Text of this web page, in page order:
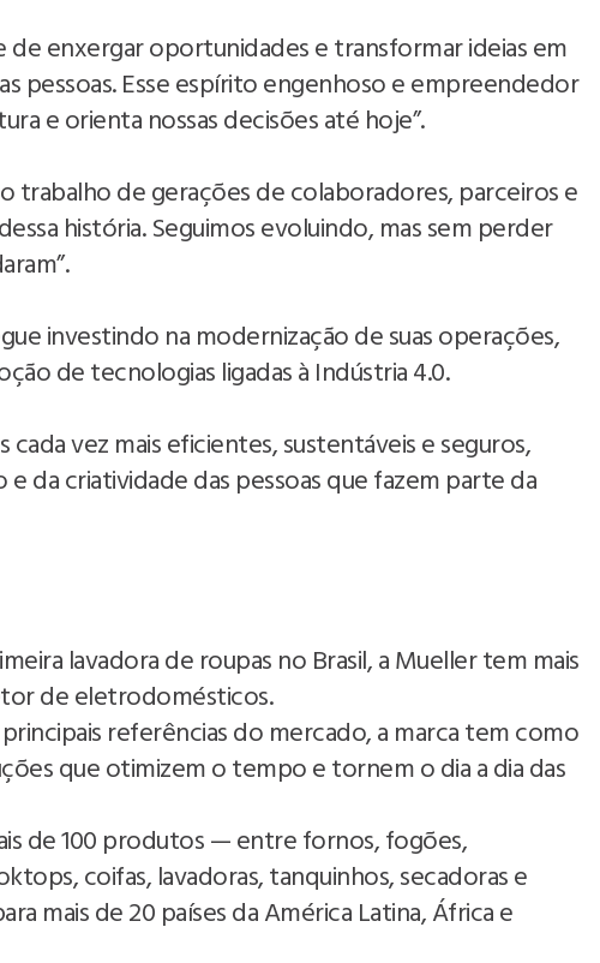
de enxergar oportunidades e transformar ideias em
pessoas. Esse espírito engenhoso e empreendedor
e orienta nossas decisões até hoje”.
trabalho de gerações de colaboradores, parceiros e
história. Seguimos evoluindo, mas sem perder
investindo na modernização de suas operações,
de tecnologias ligadas à Indústria 4.0.
vez mais eficientes, sustentáveis e seguros,
da criatividade das pessoas que fazem parte da
lavadora de roupas no Brasil, a Mueller tem mais
de eletrodomésticos.
referências do mercado, a marca tem como
que otimizem o tempo e tornem o dia a dia das
de 100 produtos — entre fornos, fogões,
coifas, lavadoras, tanquinhos, secadoras e
mais de 20 países da América Latina, África e